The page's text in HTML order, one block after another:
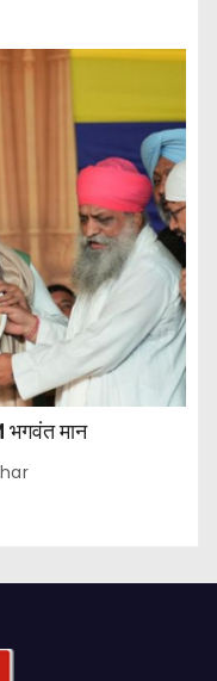
भगवंत मान